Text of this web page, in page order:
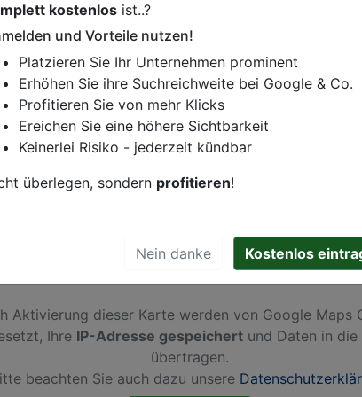
oder andere relevante Informationen hinzufügen?
Gerne erweitern wir Ihren Firmeneintrag um
Ihren Wettbewerbern abheben.
Aktivierung dieser Karte werden von Google Maps
Ihre IP-Adresse gespeichert und Daten in die
übertragen.
beachten Sie auch dazu unsere
kostenlos ist..?
und Vorteile nutzen!
Platzieren Sie Ihr Unternehmen prominent
Erhöhen Sie ihre Suchreichweite bei Google & Co.
Profitieren Sie von mehr Klicks
Ereichen Sie eine höhere Sichtbarkeit
Keinerlei Risiko - jederzeit kündbar
überlegen, sondern profitieren!
Nein danke Kostenlos